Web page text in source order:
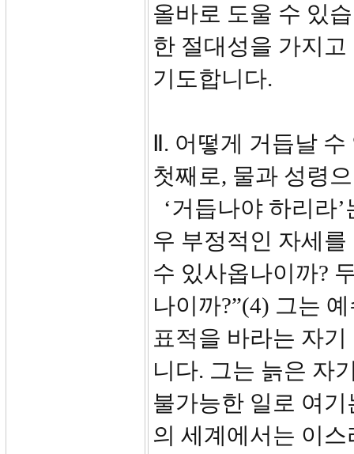
올바로 도울 수 있
한 절대성을 가지
기도합니다.
Ⅱ. 어떻게 거듭날
첫째로, 물과 성령
‘거듭나야 하리라
우 부정적인 자세
수 있사옵나이까?
나이까?”(4) 그는
표적을 바라는 자
니다. 그는 늙은 자
불가능한 일로 여
의 세계에서는 이